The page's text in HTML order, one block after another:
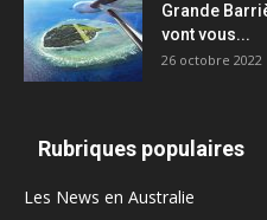
Grande
vont vous...
26 octobre 2022
Rubriques populaires
Les News en Australie